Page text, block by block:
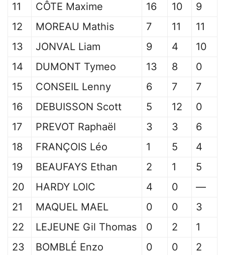
11
CÔTE Maxime 16 10
9
12
MOREAU Mathis 7 11
11
13
JONVAL Liam 9 4
10
14
DUMONT Tymeo 13 8
0
15
CONSEIL Lenny 6 7
7
16
DEBUISSON Scott 5 12
0
17
PREVOT Raphaël 3 3
6
18
FRANÇOIS Léo 1 5
4
19
BEAUFAYS Ethan 2 1
5
20
HARDY LOIC 4 0
—
21
MAQUEL MAEL 0 0
3
22
LEJEUNE Gil Thomas 0 2
1
23
BOMBLÉ Enzo 0 0
2